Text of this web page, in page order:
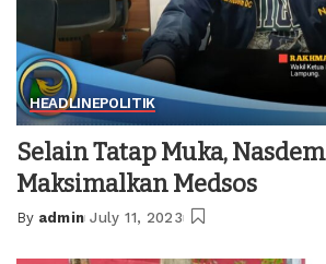
HEADLINEPOLITIK
Selain Tatap Muka, Nasdem
Maksimalkan Medsos
Posted
By admin July 11, 2023